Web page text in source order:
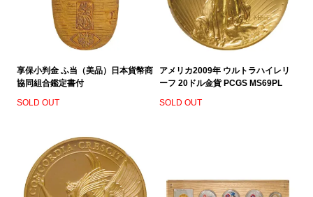
享保小判金 ふ当（美品）日本貨幣商
協同組合鑑定書付
SOLD OUT
アメリカ2009年 ウルトラハイレリ
ーフ 20ドル金貨 PCGS MS69PL
SOLD OUT